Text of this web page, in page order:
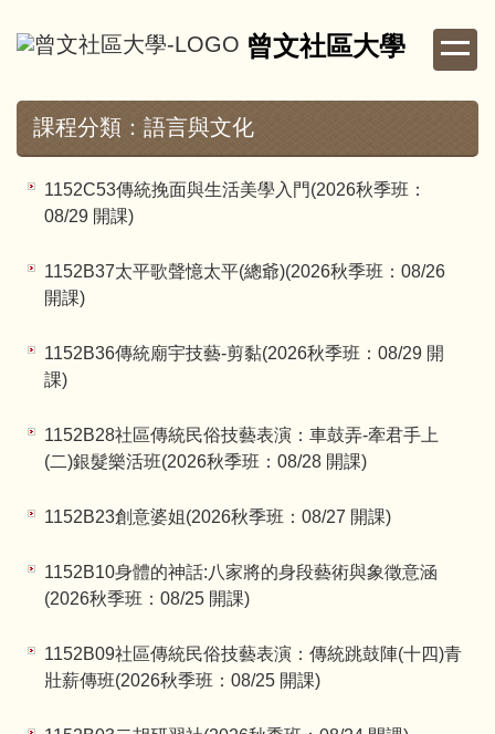
到
要
容
曾文社區大學
課程分類：語言與文化
1152C53傳統挽面與生活美學入門(2026秋季班：
08/29 開課)
1152B37太平歌聲憶太平(總爺)(2026秋季班：08/26
開課)
1152B36傳統廟宇技藝-剪黏(2026秋季班：08/29 開
課)
1152B28社區傳統民俗技藝表演：車鼓弄-牽君手上
(二)銀髮樂活班(2026秋季班：08/28 開課)
1152B23創意婆姐(2026秋季班：08/27 開課)
1152B10身體的神話:八家將的身段藝術與象徵意涵
(2026秋季班：08/25 開課)
1152B09社區傳統民俗技藝表演：傳統跳鼓陣(十四)青
壯薪傳班(2026秋季班：08/25 開課)